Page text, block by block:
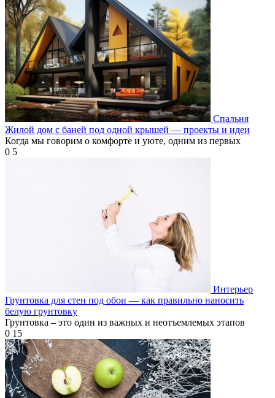
Спальня
Жилой дом с баней под одной крышей — проекты и идеи
Когда мы говорим о комфорте и уюте, одним из первых
0 5
Интерьер
Грунтовка для стен под обои — как правильно наносить
белую грунтовку
Грунтовка – это один из важных и неотъемлемых этапов
0 15